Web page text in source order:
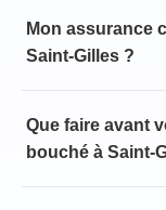
Mon assurance
Saint-Gilles ?
Que faire avant
bouché à Saint-